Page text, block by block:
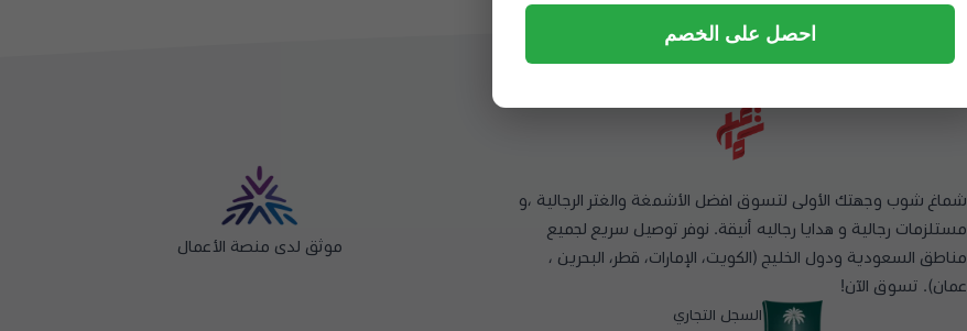
شماغ شوب وجهتك الأولى لتسوق افضل الأشمغة والغتر الرجالية ،و
مستلزمات رجالية و هدايا رجاليه أنيقة. نوفر توصيل سريع لجميع
مناطق السعودية ودول الخليج (الكويت، الإمارات، قطر، البحرين ،
عمان). تسوق الآن!
السجل التجاري
موثق لدى منصة الأعمال
احصل على الخصم